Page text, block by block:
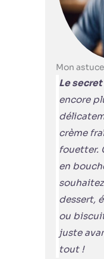
Mon
Le
encore
crème
fouetter.
en
dessert,
ou
juste
tout !